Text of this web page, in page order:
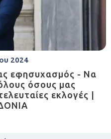
2024
εφησυχασμός - Να
όσους μας
εκλογές |